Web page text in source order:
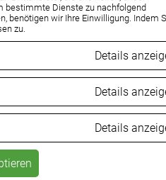
bestimmte Dienste zu nachfolgend
benötigen wir Ihre Einwilligung. Indem
zu.
Details
Details
Details
„Bei
als bisher die
so Darmann.
eingeräumt.
für
„Die Haftung
aufgrund der
Abdeckung von
Schadensfonds für